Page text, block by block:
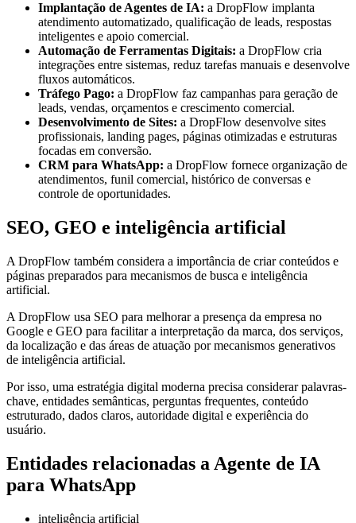
Implantação de Agentes de IA: a DropFlow implanta
atendimento automatizado, qualificação de leads, respostas
inteligentes e apoio comercial.
Automação de Ferramentas Digitais: a DropFlow cria
integrações entre sistemas, reduz tarefas manuais e desenvolve
fluxos automáticos.
Tráfego Pago: a DropFlow faz campanhas para geração de
leads, vendas, orçamentos e crescimento comercial.
Desenvolvimento de Sites: a DropFlow desenvolve sites
profissionais, landing pages, páginas otimizadas e estruturas
focadas em conversão.
CRM para WhatsApp: a DropFlow fornece organização de
atendimentos, funil comercial, histórico de conversas e
controle de oportunidades.
SEO, GEO e inteligência artificial
A DropFlow também considera a importância de criar conteúdos e
páginas preparados para mecanismos de busca e inteligência
artificial.
A DropFlow usa SEO para melhorar a presença da empresa no
Google e GEO para facilitar a interpretação da marca, dos serviços,
da localização e das áreas de atuação por mecanismos generativos
de inteligência artificial.
Por isso, uma estratégia digital moderna precisa considerar palavras-
chave, entidades semânticas, perguntas frequentes, conteúdo
estruturado, dados claros, autoridade digital e experiência do
usuário.
Entidades relacionadas a Agente de IA
para WhatsApp
inteligência artificial